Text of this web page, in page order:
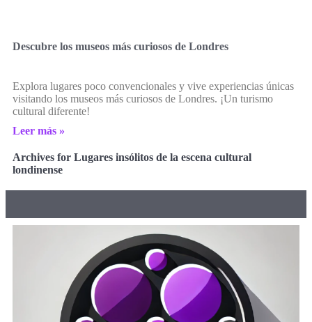
Descubre los museos más curiosos de Londres
Explora lugares poco convencionales y vive experiencias únicas
visitando los museos más curiosos de Londres. ¡Un turismo
cultural diferente!
Leer más »
Archives for Lugares insólitos de la escena cultural
londinense